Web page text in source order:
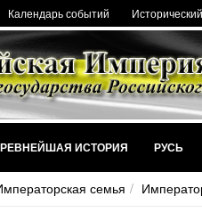
Календарь событий
ИСТОРИЯ РУСЬ
семья